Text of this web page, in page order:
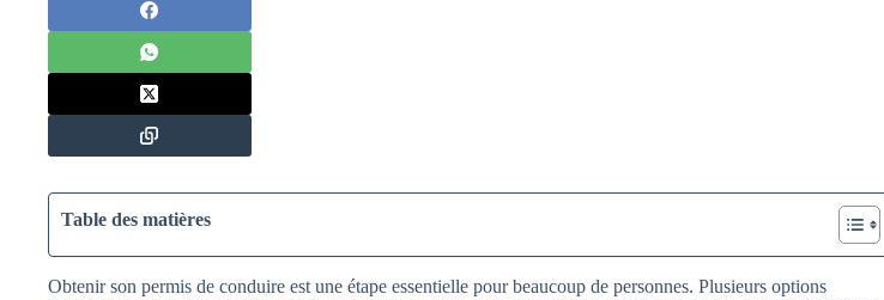
Table des matières
Obtenir son permis de conduire est une étape essentielle pour beaucoup de personnes. Plusieurs options